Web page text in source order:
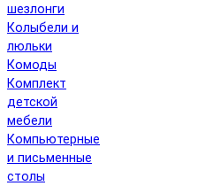
шезлонги
Колыбели и
люльки
Комоды
Комплект
детской
мебели
Компьютерные
и письменные
столы